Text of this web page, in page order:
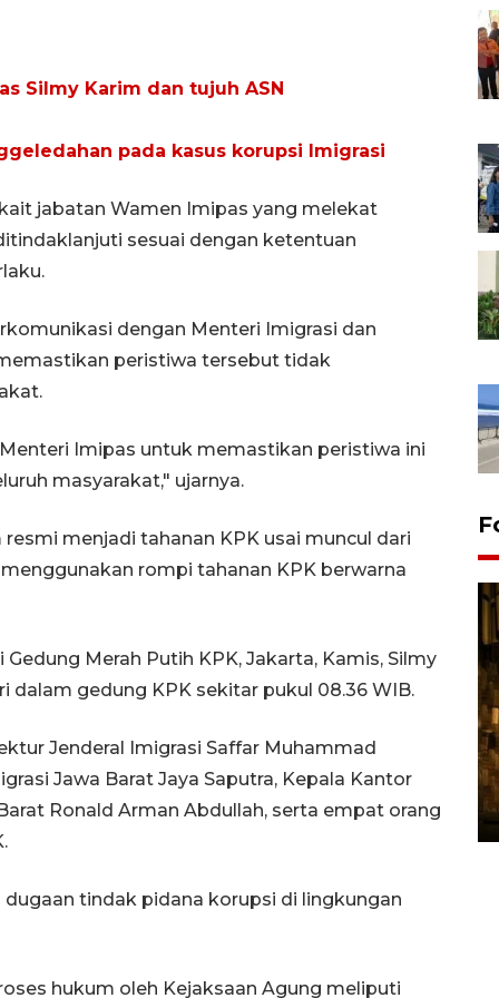
Silmy Karim dan tujuh ASN
pada kasus korupsi Imigrasi
jabatan Wamen Imipas yang melekat
sesuai dengan ketentuan
dengan Menteri Imigrasi dan
peristiwa tersebut tidak
Imipas untuk memastikan peristiwa ini
masyarakat," ujarnya.
menjadi tahanan KPK usai muncul dari
rompi tahanan KPK berwarna
Merah Putih KPK, Jakarta, Kamis, Silmy
dalam gedung KPK sekitar pukul 08.36 WIB.
Jenderal Imigrasi Saffar Muhammad
Jawa Barat Jaya Saputra, Kepala Kantor
Ronald Arman Abdullah, serta empat orang
tindak pidana korupsi di lingkungan
hukum oleh Kejaksaan Agung meliputi
Pasokan hortikultura
melimpah picu deflasi DIY
06 August 2026 11:37 WIB